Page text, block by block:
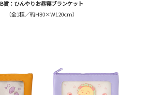
B賞：ひんやりお昼寝ブランケット
（全1種／約H80×W120cm）